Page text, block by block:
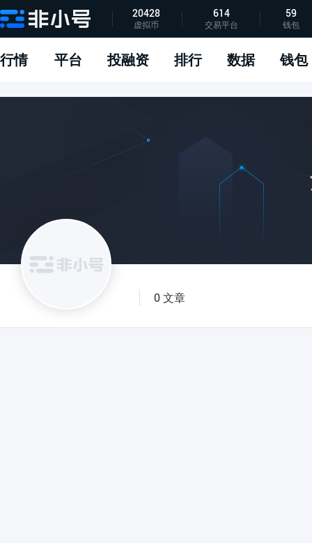
APP下载
指标说明
问题反馈
20428
虚拟币
614
交易平台
59
钱包
行情 平台 投融资 排行 数据 钱包
0 文章